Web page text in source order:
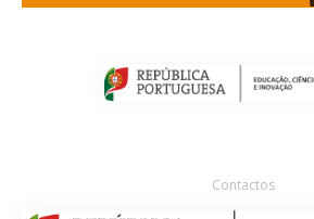
Contactos